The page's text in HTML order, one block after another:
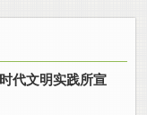
代文明实践所宣